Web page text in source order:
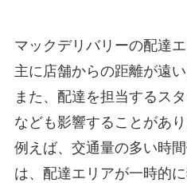
マックデリバリーの配達
主に店舗からの距離が遠
また、配達を担当するス
なども影響することがあり
例えば、交通量の多い時
は、配達エリアが一時的